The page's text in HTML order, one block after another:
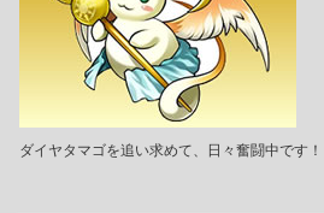
ダイヤタマゴを追い求めて、日々奮闘中です！